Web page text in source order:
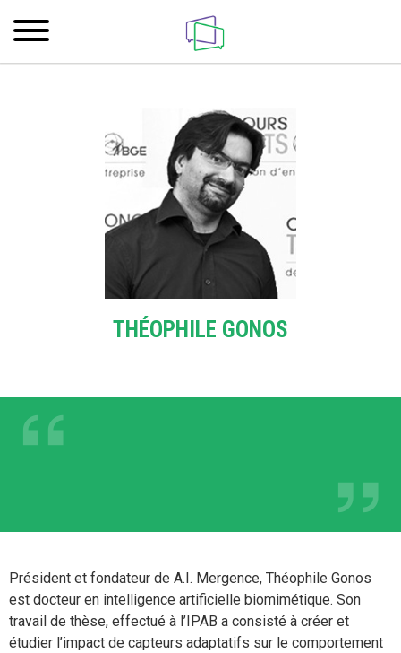
THÉOPHILE GONOS
Président et fondateur de A.I. Mergence, Théophile Gonos
est docteur en intelligence artificielle biomimétique. Son
travail de thèse, effectué à l’IPAB a consisté à créer et
étudier l’impact de capteurs adaptatifs sur le comportement